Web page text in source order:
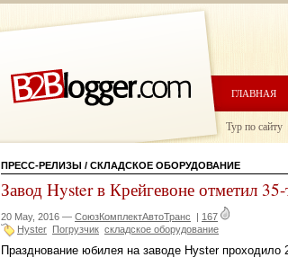
ГЛАВНАЯ
Тур по сайту
ПРЕСС-РЕЛИЗЫ / СКЛАДСКОЕ ОБОРУДОВАНИЕ
Завод Hyster в Крейгевоне отметил 35-
20 May, 2016 — СоюзКомплектАвтоТранс | 167
Hyster Погрузчик складское оборудование
Празднование юбилея на заводе Hyster